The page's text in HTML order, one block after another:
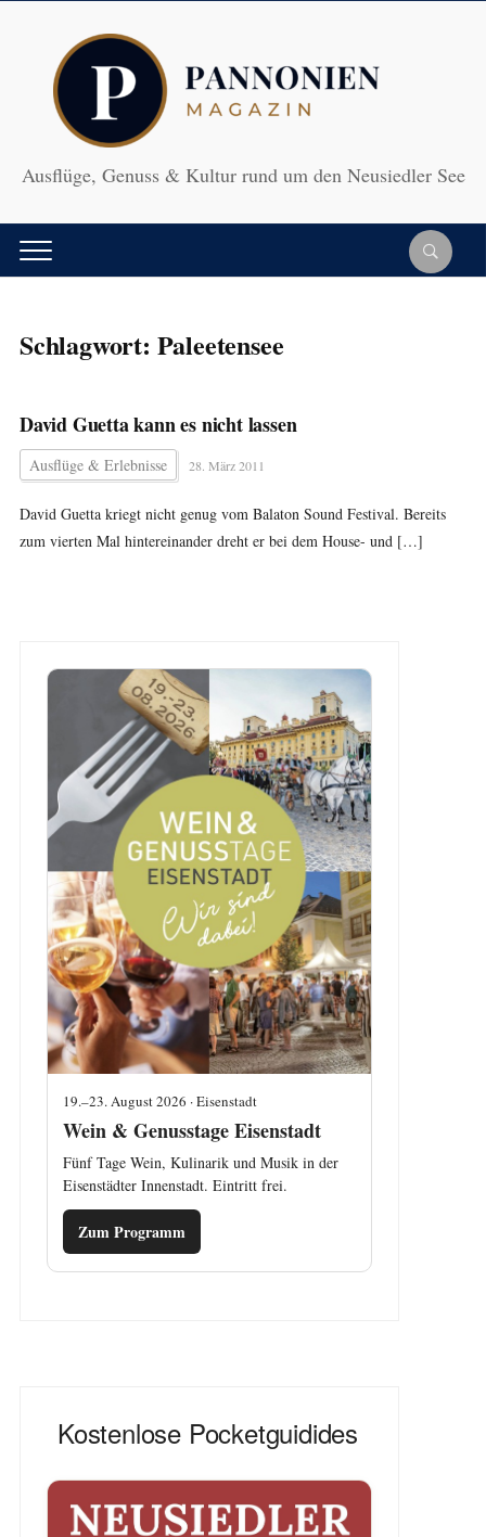
Ausflüge, Genuss & Kultur rund um den Neusiedler See
Schlagwort: Paleetensee
David Guetta kann es nicht lassen
Ausflüge & Erlebnisse 28. März 2011
David Guetta kriegt nicht genug vom Balaton Sound Festival. Bereits
zum vierten Mal hintereinander dreht er bei dem House- und […]
19.–23. August 2026 · Eisenstadt
Wein & Genusstage Eisenstadt
Fünf Tage Wein, Kulinarik und Musik in der
Eisenstädter Innenstadt. Eintritt frei.
Zum Programm
Kostenlose Pocketguidides